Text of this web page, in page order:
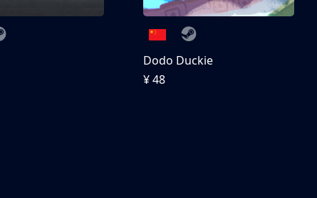
Dodo Duckie
¥ 48